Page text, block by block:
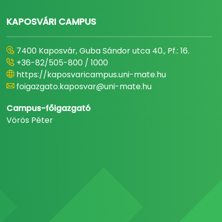
KAPOSVÁRI CAMPUS
7400 Kaposvár, Guba Sándor utca 40., Pf.: 16.
+36-82/505-800 / 1000
https://kaposvaricampus.uni-mate.hu
foigazgato.kaposvar@uni-mate.hu
Campus-főigazgató
Vörös Péter